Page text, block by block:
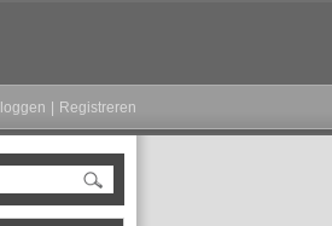
Registreren